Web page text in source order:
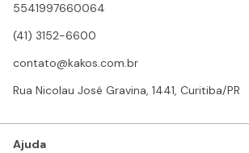
5541997660064
(41) 3152-6600
contato@kakos.com.br
Rua Nicolau José Gravina, 1441, Curitiba/PR
Ajuda